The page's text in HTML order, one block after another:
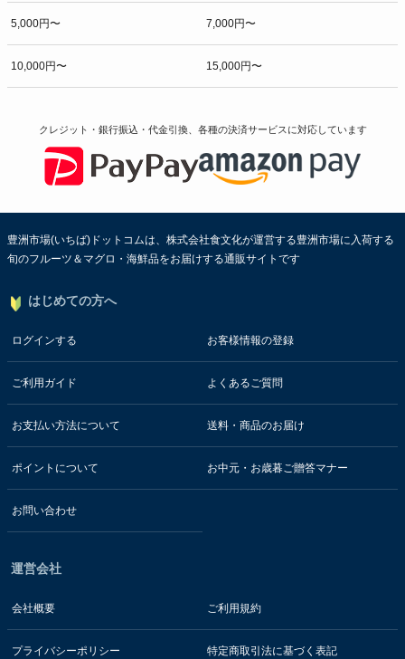
5,000円〜 7,000円〜
10,000円〜 15,000円〜
クレジット・銀行振込・代金引換、各種の決済サービスに対応しています
豊洲市場(いちば)ドットコムは、株式会社食文化が運営する豊洲市場に入荷する
旬のフルーツ＆マグロ・海鮮品をお届けする通販サイトです
はじめての方へ
ログインする お客様情報の登録
ご利用ガイド よくあるご質問
お支払い方法について 送料・商品のお届け
ポイントについて お中元・お歳暮ご贈答マナー
お問い合わせ
運営会社
会社概要 ご利用規約
プライバシーポリシー 特定商取引法に基づく表記